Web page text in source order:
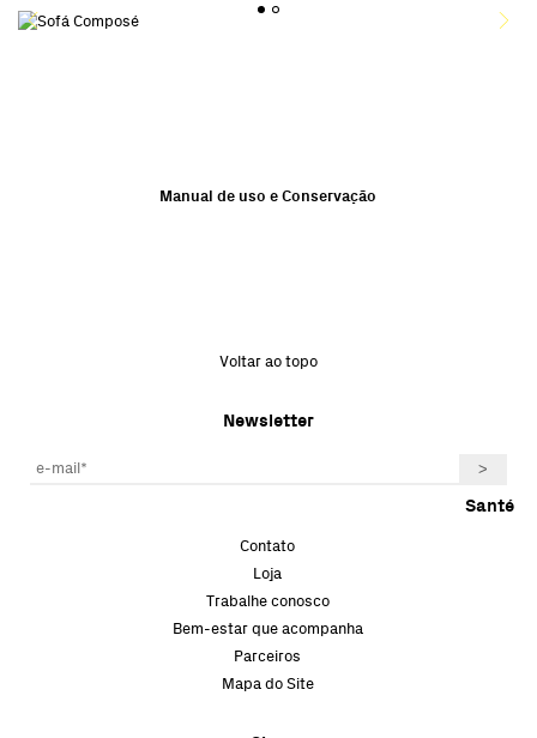
1
Manual de uso e Conservação
Voltar ao topo
Newsletter
Santé
Contato
Loja
Trabalhe conosco
Bem-estar que acompanha
Parceiros
Mapa do Site